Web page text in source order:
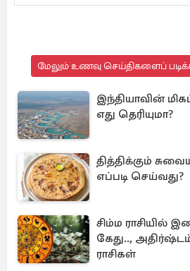
மேலும் உணவு செய்திகளைப்
இந்தியாவின்
எது தெரியுமா?
தித்திக்கும்
எப்படி செய்வது?
சிம்ம ராசியில்
கேது..,
ராசிகள்